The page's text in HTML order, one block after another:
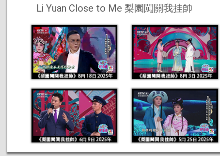
Li Yuan Close to Me 梨園闖關我挂帥